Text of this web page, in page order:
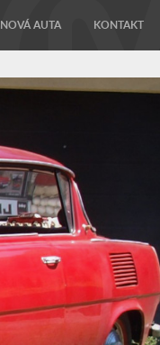
NOVÁ AUTA KONTAKT